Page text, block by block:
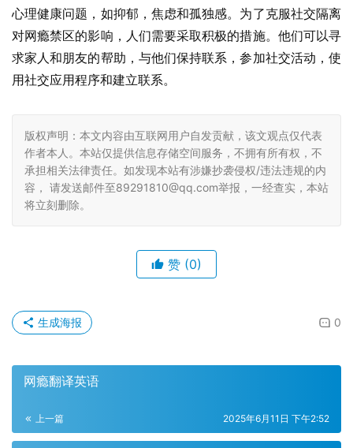
心理健康问题，如抑郁，焦虑和孤独感。为了克服社交隔离
对网瘾禁区的影响，人们需要采取积极的措施。他们可以寻
求家人和朋友的帮助，与他们保持联系，参加社交活动，使
用社交应用程序和建立联系。
版权声明：本文内容由互联网用户自发贡献，该文观点仅代表
作者本人。本站仅提供信息存储空间服务，不拥有所有权，不
承担相关法律责任。如发现本站有涉嫌抄袭侵权/违法违规的内
容， 请发送邮件至89291810@qq.com举报，一经查实，本站
将立刻删除。
赞 (0)
0
生成海报
网瘾翻译英语
上一篇 2025年6月11日 下午2:52